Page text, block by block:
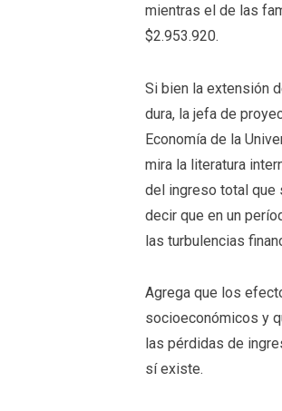
mientras el de las
$2.953.920.
Si bien la extensión
dura, la jefa de
Economía de la
mira la literatura
del ingreso total que
decir que en un
las turbulencias
Agrega que los
socioeconómicos y
las pérdidas de
sí existe.